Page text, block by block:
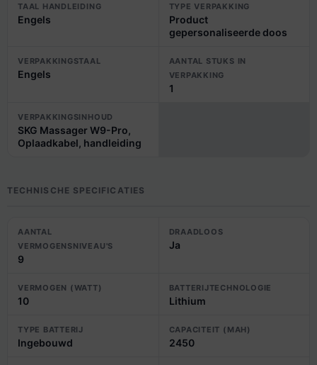
TAAL HANDLEIDING
Engels
TYPE VERPAKKING
Product
gepersonaliseerde doos
VERPAKKINGSTAAL
Engels
AANTAL STUKS IN
VERPAKKING
1
VERPAKKINGSINHOUD
SKG Massager W9-Pro,
Oplaadkabel, handleiding
TECHNISCHE SPECIFICATIES
AANTAL
VERMOGENSNIVEAU'S
9
DRAADLOOS
Ja
VERMOGEN (WATT)
10
BATTERIJTECHNOLOGIE
Lithium
TYPE BATTERIJ
Ingebouwd
CAPACITEIT (MAH)
2450